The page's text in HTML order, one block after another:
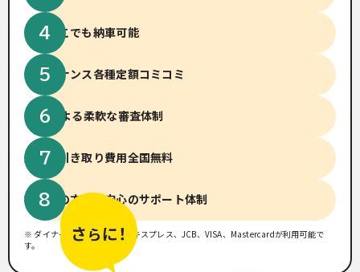
全国どこでも納車可能
メンテナンス各種定額コミコミ
14社による柔軟な審査体制
廃車、引き取り費用全国無料
初めての方でも安心のサポート体制
※ ダイナース、アメリカンエキスプレス、JCB、VISA、Mastercardが利用可能で
す。